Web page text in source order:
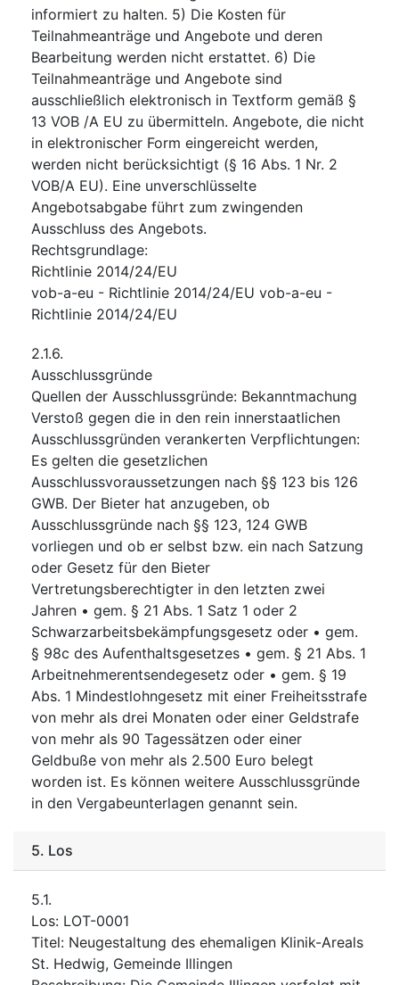
informiert zu halten. 5) Die Kosten für
Teilnahmeanträge und Angebote und deren
Bearbeitung werden nicht erstattet. 6) Die
Teilnahmeanträge und Angebote sind
ausschließlich elektronisch in Textform gemäß §
13 VOB /A EU zu übermitteln. Angebote, die nicht
in elektronischer Form eingereicht werden,
werden nicht berücksichtigt (§ 16 Abs. 1 Nr. 2
VOB/A EU). Eine unverschlüsselte
Angebotsabgabe führt zum zwingenden
Ausschluss des Angebots.
Rechtsgrundlage:
Richtlinie 2014/24/EU
vob-a-eu - Richtlinie 2014/24/EU vob-a-eu -
Richtlinie 2014/24/EU
2.1.6.
Ausschlussgründe
Quellen der Ausschlussgründe: Bekanntmachung
Verstoß gegen die in den rein innerstaatlichen
Ausschlussgründen verankerten Verpflichtungen:
Es gelten die gesetzlichen
Ausschlussvoraussetzungen nach §§ 123 bis 126
GWB. Der Bieter hat anzugeben, ob
Ausschlussgründe nach §§ 123, 124 GWB
vorliegen und ob er selbst bzw. ein nach Satzung
oder Gesetz für den Bieter
Vertretungsberechtigter in den letzten zwei
Jahren • gem. § 21 Abs. 1 Satz 1 oder 2
Schwarzarbeitsbekämpfungsgesetz oder • gem.
§ 98c des Aufenthaltsgesetzes • gem. § 21 Abs. 1
Arbeitnehmerentsendegesetz oder • gem. § 19
Abs. 1 Mindestlohngesetz mit einer Freiheitsstrafe
von mehr als drei Monaten oder einer Geldstrafe
von mehr als 90 Tagessätzen oder einer
Geldbuße von mehr als 2.500 Euro belegt
worden ist. Es können weitere Ausschlussgründe
in den Vergabeunterlagen genannt sein.
5. Los
5.1.
Los: LOT-0001
Titel: Neugestaltung des ehemaligen Klinik-Areals
St. Hedwig, Gemeinde Illingen